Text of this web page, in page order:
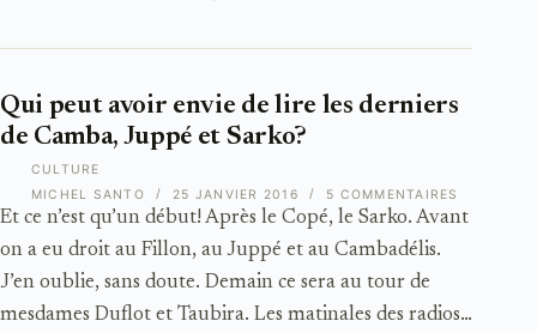
CULTURE
Qui peut avoir envie de lire les derniers
de Camba, Juppé et Sarko?
Et ce n’est qu’un début! Après le Copé, le Sarko. Avant
on a eu droit au Fillon, au Juppé et au Cambadélis.
J’en oublie, sans doute. Demain ce sera au tour de
mesdames Duflot et Taubira. Les matinales des radios…
MICHEL SANTO 25 JANVIER 2016 5 COMMENTAIRES